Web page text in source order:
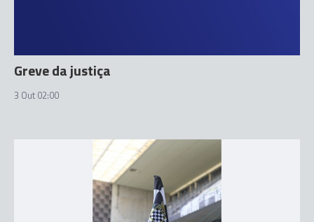
Greve da justiça
3 Out 02:00